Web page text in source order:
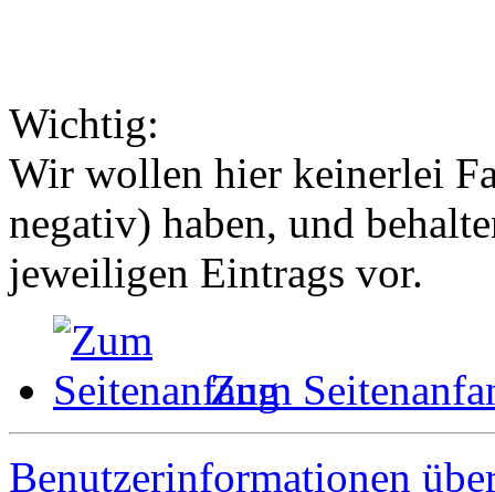
Wichtig:
Wir wollen hier keinerlei
negativ) haben, und
jeweiligen Eintrags vor.
Zum
Benutzerinformationen